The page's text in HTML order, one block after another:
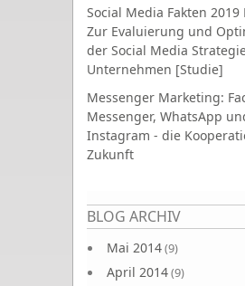
Social Media Fakten 2019
Zur Evaluierung und
der Social Media
Unternehmen [Studie]
Messenger Marketing:
Messenger, WhatsApp
Instagram - die
Zukunft
BLOG ARCHIV
Mai 2014(9)
April 2014(9)
Seiten